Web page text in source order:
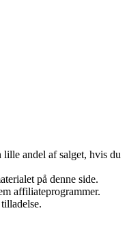
andel af salget, hvis du
på denne side.
affiliateprogrammer.